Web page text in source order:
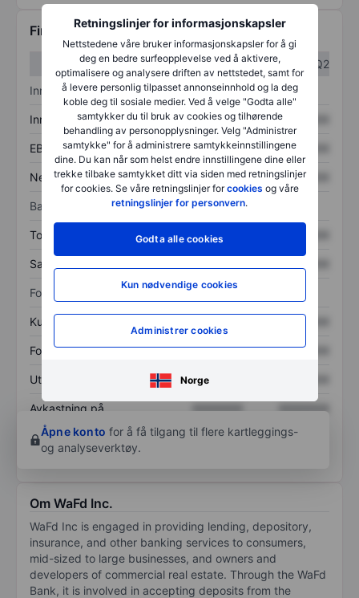
Retningslinjer for informasjonskapsler
Nettstedene våre bruker informasjonskapsler for å gi
deg en bedre surfeopplevelse ved å aktivere,
optimalisere og analysere driften av nettstedet, samt for
å levere personlig tilpasset annonseinnhold og la deg
koble deg til sosiale medier. Ved å velge "Godta alle"
samtykker du til bruk av cookies og tilhørende
behandling av personopplysninger. Velg "Administrer
samtykke" for å administrere samtykkeinnstillingene
dine. Du kan når som helst endre innstillingene dine eller
trekke tilbake samtykket ditt via siden med retningslinjer
for cookies. Se våre retningslinjer forcookies og våre
retningslinjer for personvern.
Godta alle cookies
Kun nødvendige cookies
Administrer cookies
Norge
Finansiell informasjon
Q1
Q2
Inntektsoversikt
Inntekter XXXXXXX XXXXXXX
EBITDA XXXXXXX XXXXXXX
Nettoinntekt XXXXXXX XXXXXXX
Balanse
Totale eiendeler XXXXXXX
Samlet gjeld
Forholdstall
Kurs/salg XXXXXXX
Fortjeneste per aksje XXXXXXX XXXXXXX
Utbytte per aksje XXXXXXX
Avkastning på
egenkapital
XXXXXXX
XXXXXXX
Åpne konto for å få tilgang til flere kartleggings-
og analyseverktøy.
Om WaFd Inc.
WaFd Inc is engaged in providing lending, depository,
insurance, and other banking services to consumers,
mid-sized to large businesses, and owners and
developers of commercial real estate. Through the WaFd
Bank, it is involved in accepting deposits from the